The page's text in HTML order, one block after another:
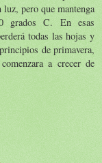
pero que mantenga
grados C. En esas
todas las hojas y
de primavera,
a crecer de